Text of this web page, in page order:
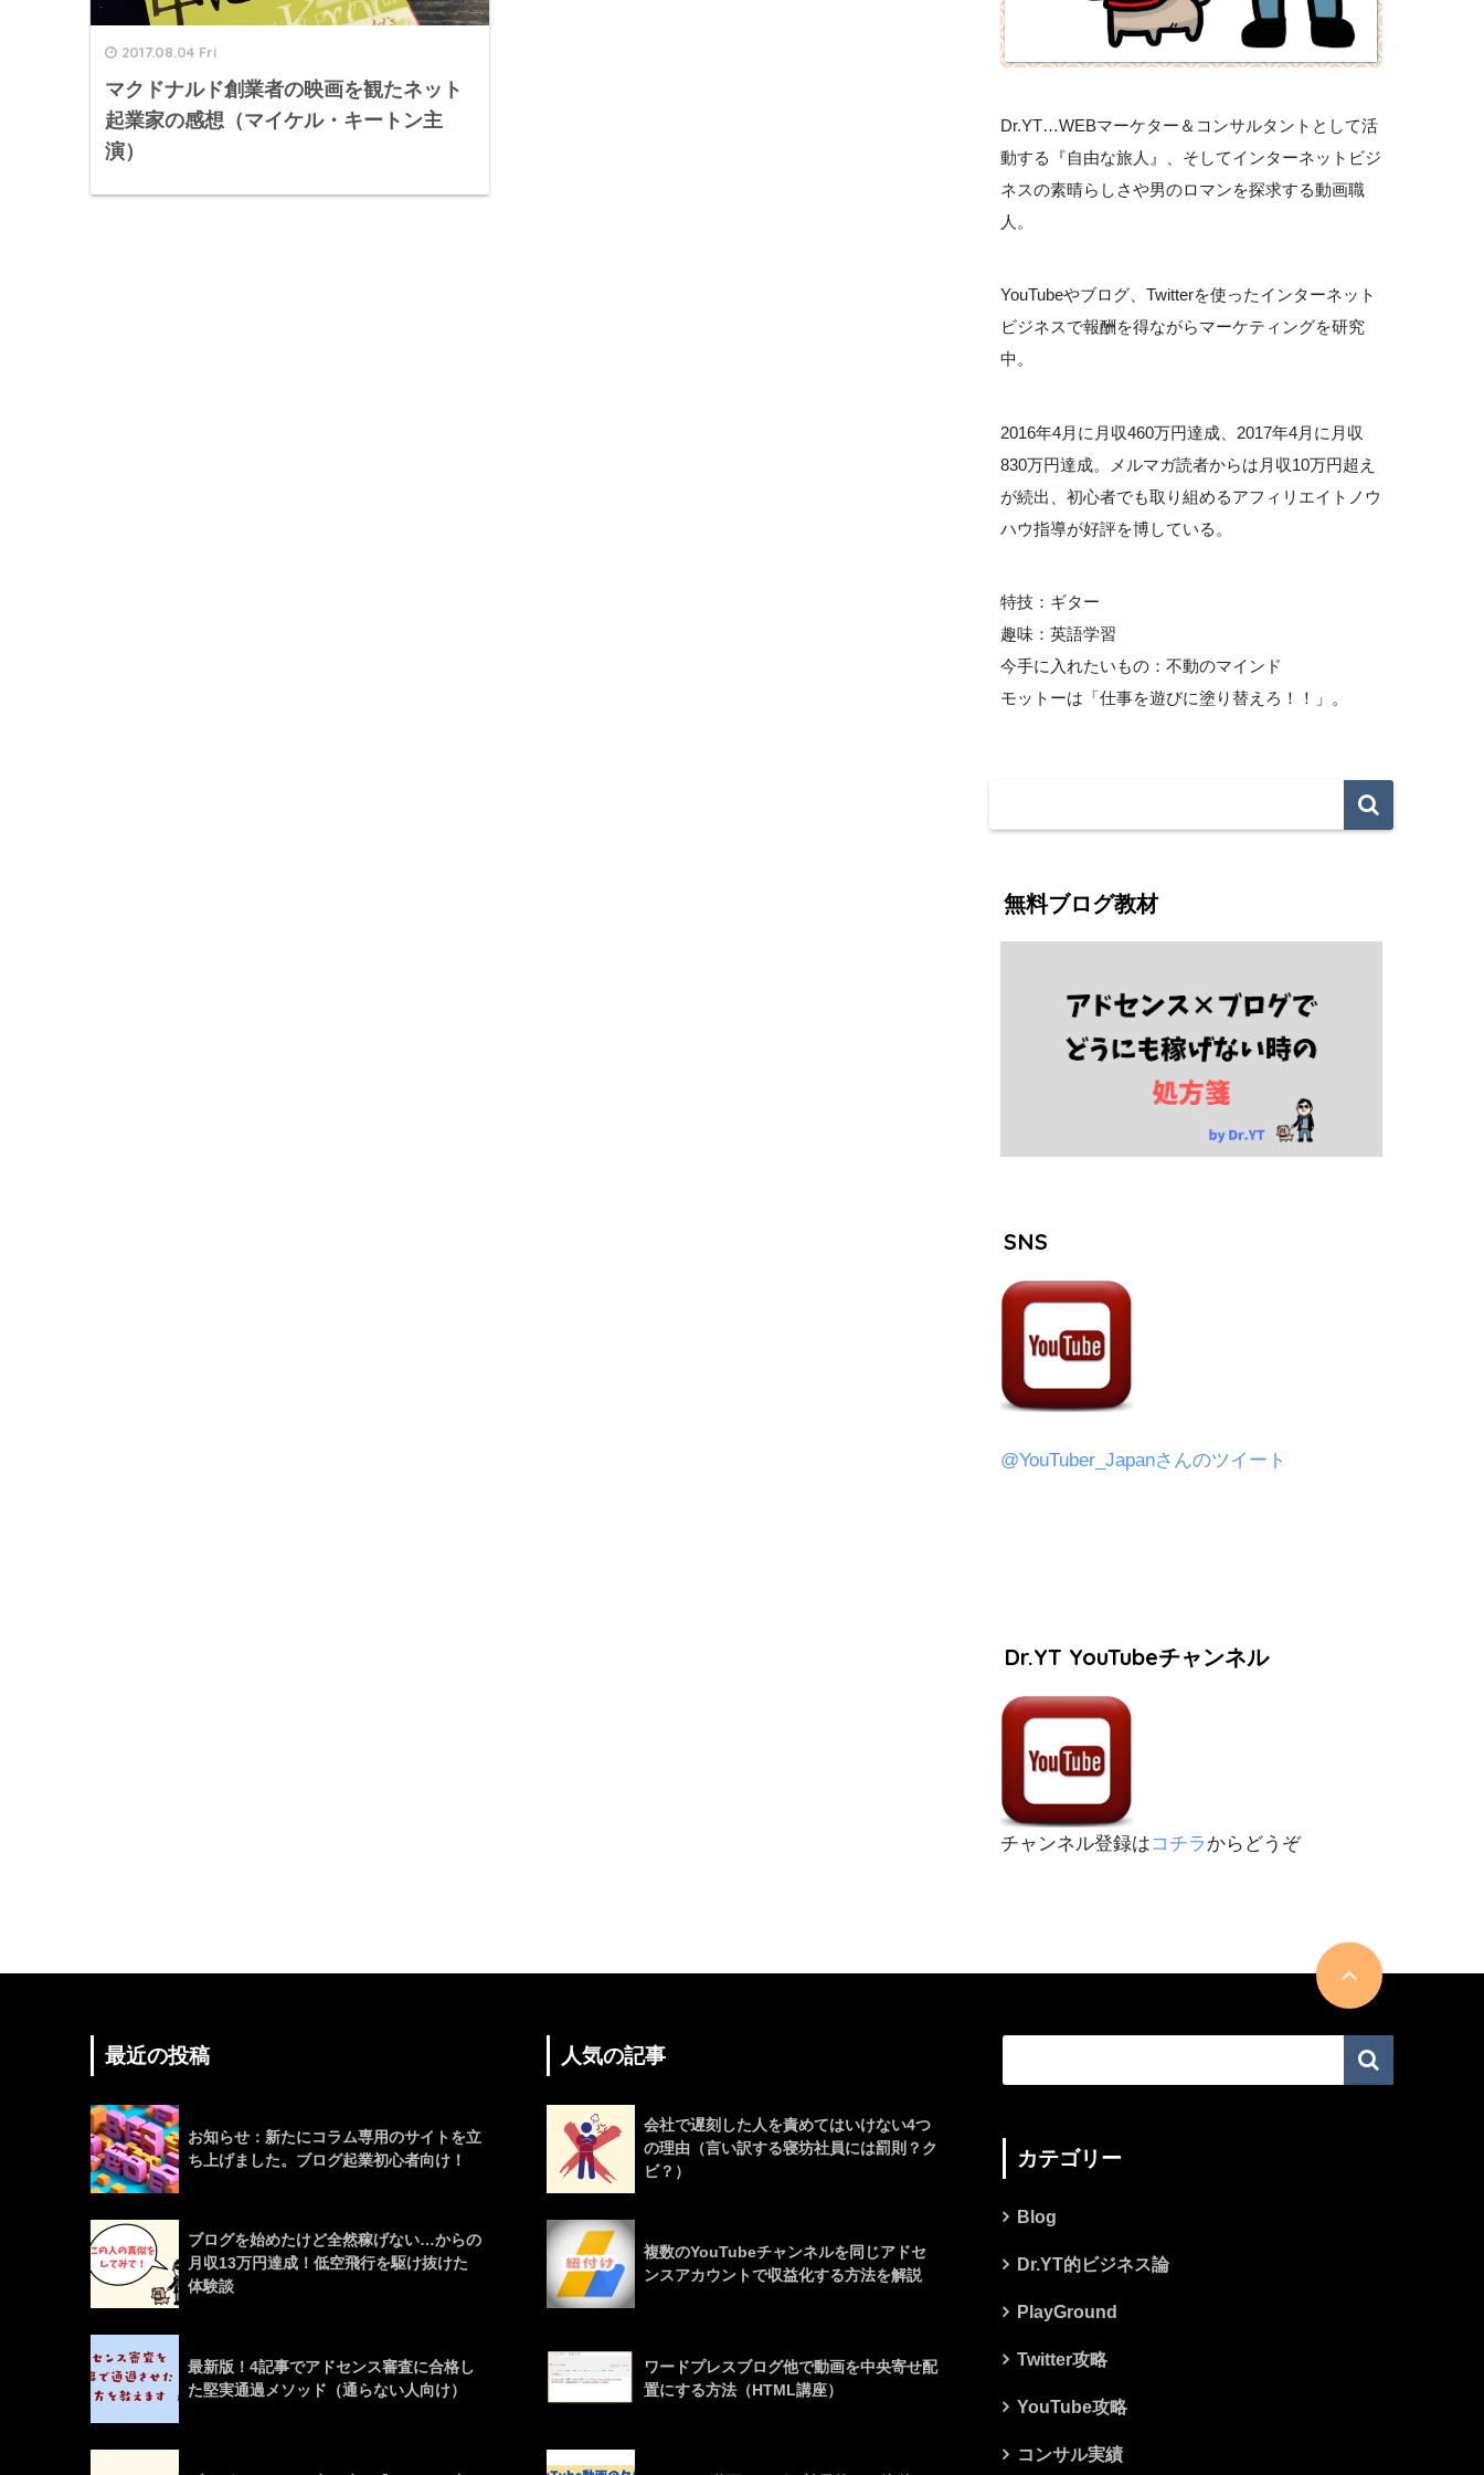
2017.08.04 Fri
マクドナルド創業者の映画を観たネット
起業家の感想（マイケル・キートン主
演）
Dr.YT…WEBマーケター＆コンサルタントとして活
動する『自由な旅人』、そしてインターネットビジ
ネスの素晴らしさや男のロマンを探求する動画職
人。
YouTubeやブログ、Twitterを使ったインターネット
ビジネスで報酬を得ながらマーケティングを研究
中。
2016年4月に月収460万円達成、2017年4月に月収
830万円達成。メルマガ読者からは月収10万円超え
が続出、初心者でも取り組めるアフィリエイトノウ
ハウ指導が好評を博している。
特技：ギター
趣味：英語学習
今手に入れたいもの：不動のマインド
モットーは「仕事を遊びに塗り替えろ！！」。
無料ブログ教材
SNS
@YouTuber_Japanさんのツイート
Dr.YT YouTubeチャンネル
チャンネル登録はコチラ からどうぞ
最近の投稿
お知らせ：新たにコラム専用のサイトを立
ち上げました。ブログ起業初心者向け！
ブログを始めたけど全然稼げない…からの
月収13万円達成！低空飛行を駆け抜けた
体験談
最新版！4記事でアドセンス審査に合格し
た堅実通過メソッド（通らない人向け）
人気の記事
会社で遅刻した人を責めてはいけない4つ
の理由（言い訳する寝坊社員には罰則？ク
ビ？）
複数のYouTubeチャンネルを同じアドセ
ンスアカウントで収益化する方法を解説
ワードプレスブログ他で動画を中央寄せ配
置にする方法（HTML講座）
カテゴリー
Blog
Dr.YT的ビジネス論
PlayGround
Twitter攻略
YouTube攻略
コンサル実績